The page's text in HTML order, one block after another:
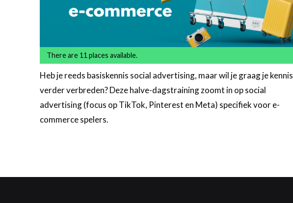
There are 11 places available.
Heb je reeds basiskennis social advertising, maar wil je graag je kennis
verder verbreden? Deze halve-dagstraining zoomt in op social
advertising (focus op TikTok, Pinterest en Meta) specifiek voor e-
commerce spelers.